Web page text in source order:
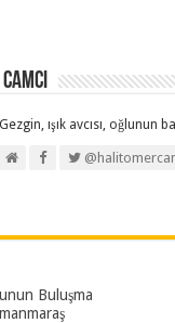
Gezgin, ışık avcısı, oğlunun
Buluşma